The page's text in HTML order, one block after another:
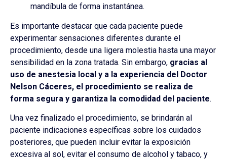
mandíbula de forma instantánea.
Es importante destacar que cada paciente puede
experimentar sensaciones diferentes durante el
procedimiento, desde una ligera molestia hasta una mayor
sensibilidad en la zona tratada. Sin embargo, gracias al
uso de anestesia local y a la experiencia del Doctor
Nelson Cáceres, el procedimiento se realiza de
forma segura y garantiza la comodidad del paciente.
Una vez finalizado el procedimiento, se brindarán al
paciente indicaciones específicas sobre los cuidados
posteriores, que pueden incluir evitar la exposición
excesiva al sol, evitar el consumo de alcohol y tabaco, y